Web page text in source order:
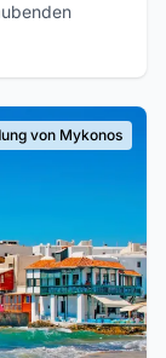
von Mykonos